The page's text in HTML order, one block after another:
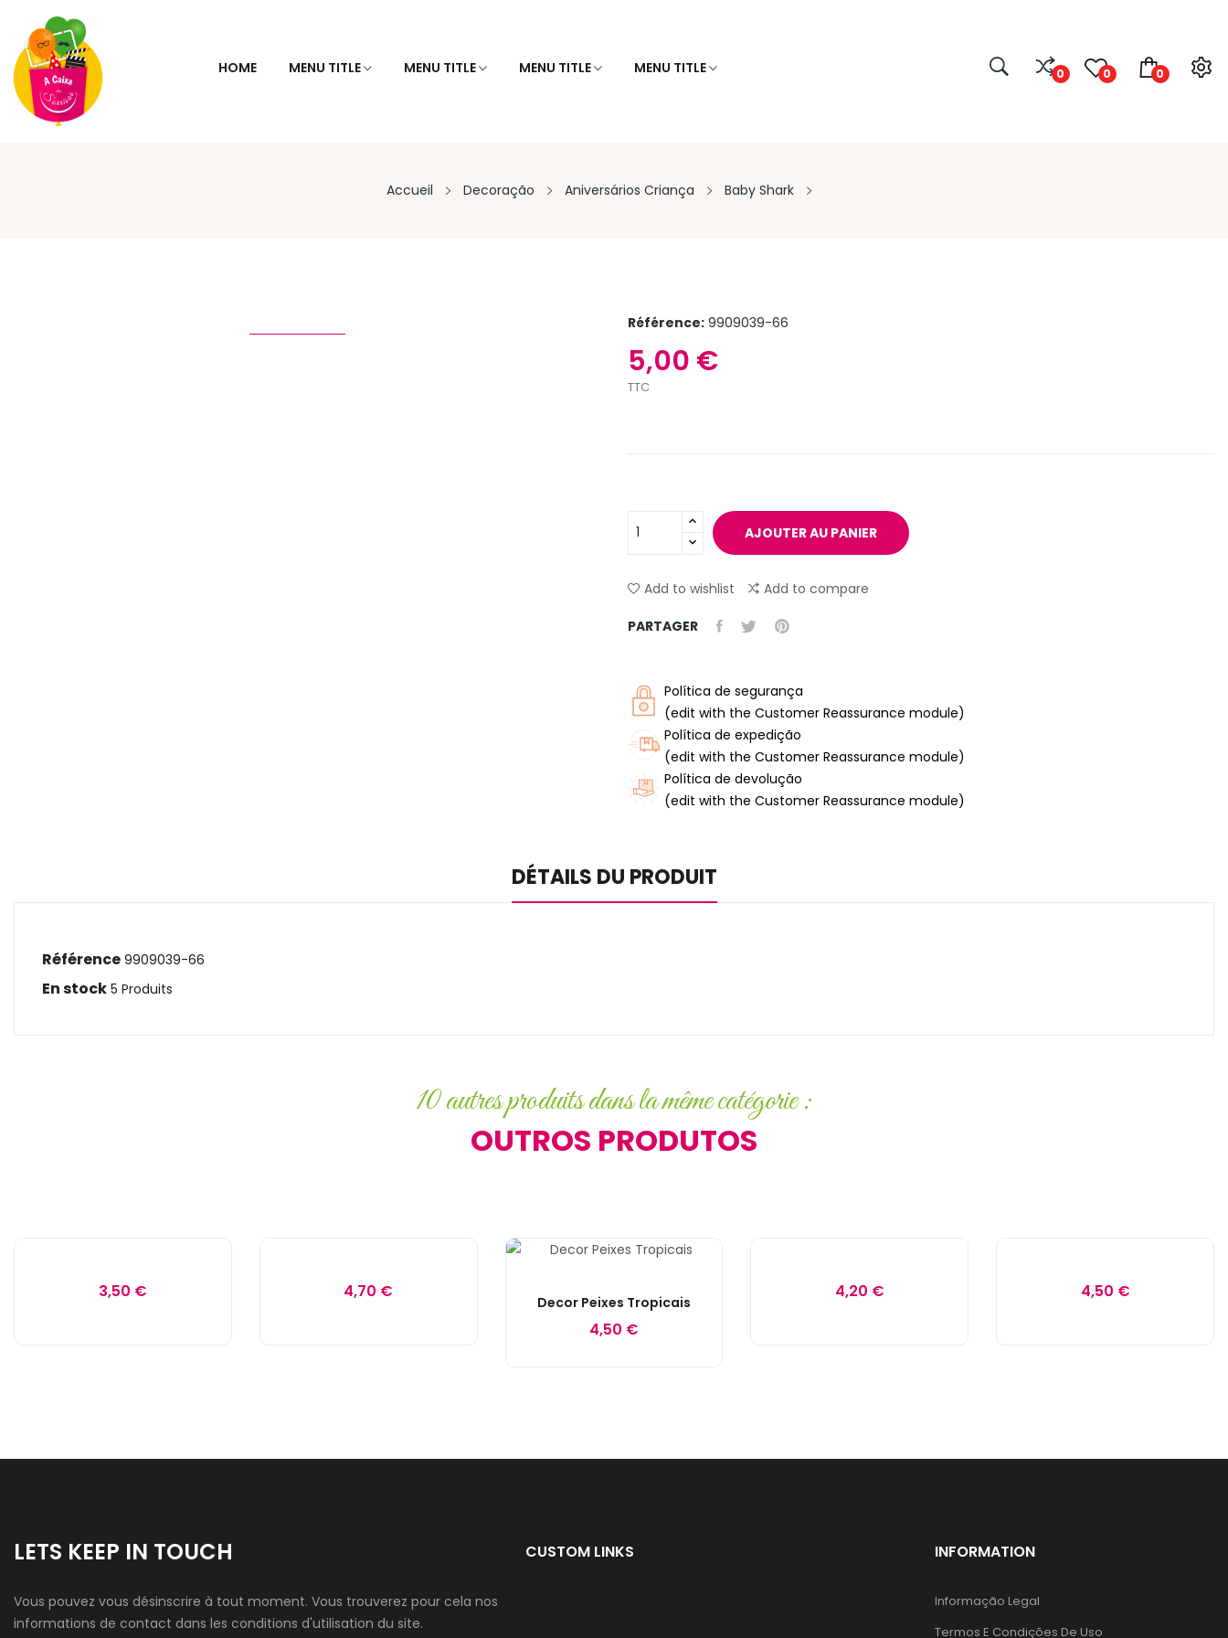
HOME MENU TITLE MENU TITLE MENU TITLE MENU TITLE 0
0
0
Accueil Decoração Aniversários Criança Baby Shark
Référence: 9909039-66
5,00 €
TTC
AJOUTER AU PANIER
Add to wishlist Add to compare
PARTAGER
Política de segurança
(edit with the Customer Reassurance module)
Política de expedição
(edit with the Customer Reassurance module)
Política de devolução
(edit with the Customer Reassurance module)
DÉTAILS DU PRODUIT
Référence 9909039-66
En stock 5 Produits
10 autres produits dans la même catégorie :
OUTROS PRODUTOS
3,50 € 4,70 €
Decor Peixes Tropicais
4,50 €
4,20 € 4,50 €
LETS KEEP IN TOUCH
Vous pouvez vous désinscrire à tout moment. Vous trouverez pour cela nos
informations de contact dans les conditions d'utilisation du site.
CUSTOM LINKS INFORMATION
Informação Legal
Termos E Condições De Uso